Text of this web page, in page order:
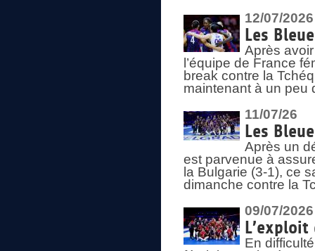
12/07/2026
Les
Après
l’équipe de France
break contre la
maintenant à un peu
11/07/26
Les
Après un
est parvenue à
la Bulgarie (3-1), ce
dimanche contre la
09/07/2026
En